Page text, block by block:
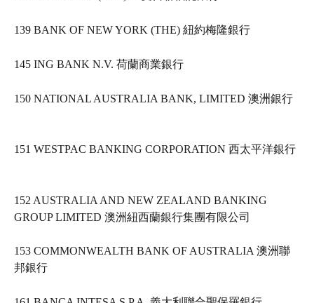
139 BANK OF NEW YORK (THE) 紐約梅隆銀行
145 ING BANK N.V. 荷蘭商業銀行
150 NATIONAL AUSTRALIA BANK, LIMITED 澳洲銀行
151 WESTPAC BANKING CORPORATION 西太平洋銀行
152 AUSTRALIA AND NEW ZEALAND BANKING
GROUP LIMITED 澳洲紐西蘭銀行集團有限公司
153 COMMONWEALTH BANK OF AUSTRALIA 澳洲聯
邦銀行